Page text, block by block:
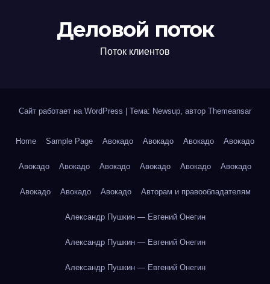
Деловой поток
Поток клиентов
Сайт работает на WordPress Тема: Newsup, автор Themeansar
Home Sample Page Авокадо Авокадо Авокадо Авокадо
Авокадо Авокадо Авокадо Авокадо Авокадо Авокадо
Авокадо Авокадо Авокадо Авторам и правообладателям
Александр Пушкин — Евгений Онегин
Александр Пушкин — Евгений Онегин
Александр Пушкин — Евгений Онегин